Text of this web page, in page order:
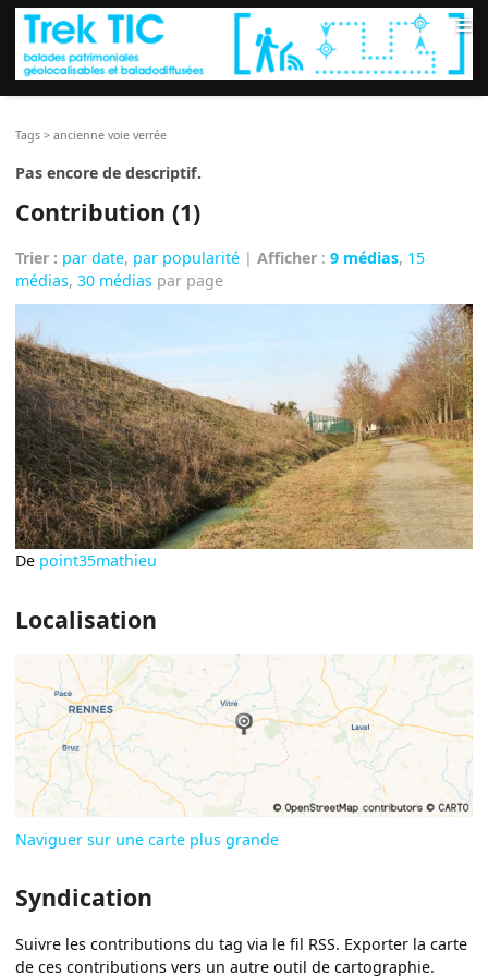
≡
Tags >ancienne voie verrée
Pas encore de descriptif.
Contribution (1)
Trier : par date, par popularité |Afficher :9 médias, 15
médias,30 médias par page
De point35mathieu
Localisation
Naviguer sur une carte plus grande
Syndication
Suivre les contributions du tag via le fil RSS. Exporter la carte
de ces contributions vers un autre outil de cartographie.